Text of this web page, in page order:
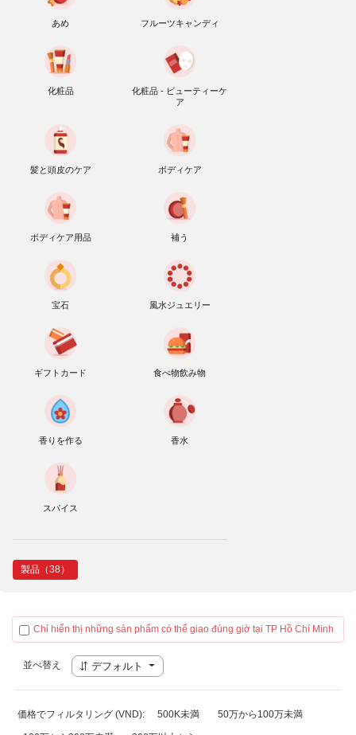
あめ フルーツキャンディ
化粧品
化粧品 - ビューティーケ
ア
髪と頭皮のケア ボディケア
ボディケア用品 補う
宝石 風水ジュエリー
ギフトカード 食べ物飲み物
香りを作る 香水
スパイス
製品（38）
Chỉ hiển thị những sản phẩm có thể giao đúng giờ tại TP Hồ Chí Minh
並べ替え デフォルト
価格でフィルタリング (VND): 500K未満 50万から100万未満